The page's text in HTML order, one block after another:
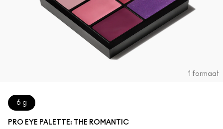
1 formaat
6 g
PRO EYE PALETTE: THE ROMANTIC